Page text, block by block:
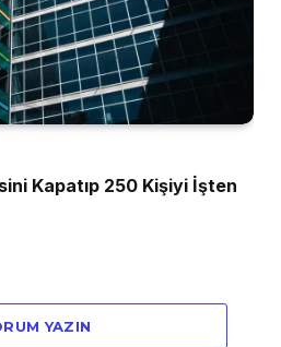
Kapatıp 250 Kişiyi İşten
YAZIN